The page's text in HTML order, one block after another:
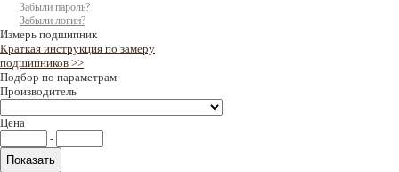
Забыли пароль?
Забыли логин?
Измерь подшипник
Краткая инструкция по замеру
подшипников >>
Подбор по параметрам
Производитель
Цена
-